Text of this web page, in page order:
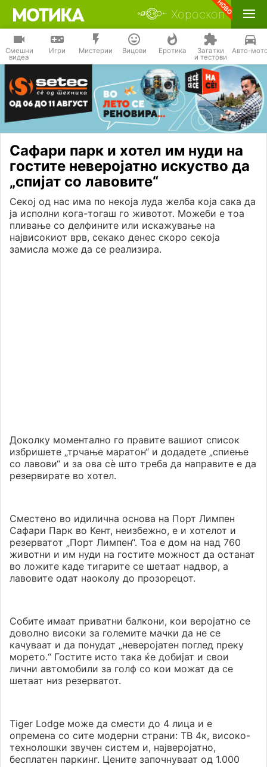
Хороскоп
Смешни
видеа
Игри Мистерии Вицови Еротика Загатки
и тестови
Авто-
Сафари парк и хотел им нуди на
гостите неверојатно искуство да
„спијат со лавовите“
Секој од нас има по некоја луда желба која сака да
ја исполни кога-тогаш го животот. Можеби е тоа
пливање со делфините или искажување на
највисокиот врв, секако денес скоро секоја
замисла може да се реализира.
Доколку моментално го правите вашиот список
избришете „трчање маратон“ и додадете „спиење
со лавови“ и за ова сѐ што треба да направите е да
резервирате во хотел.
Сместено во идилична основа на Порт Лимпен
Сафари Парк во Кент, неизбежно, е и хотелот и
резерватот „Порт Лимпен“. Тоа е дом на над 760
животни и им нуди на гостите можност да останат
во ложите каде тигарите се шетаат надвор, а
лавовите одат наоколу до прозорецот.
Собите имаат приватни балкони, кои веројатно се
доволно високи за големите мачки да не се
качуваат и да понудат „неверојатен поглед преку
морето.“ Гостите исто така ќе добијат и свои
лични автомобили за голф со кои можат да се
шетаат низ резерватот.
Tiger Lodge може да смести до 4 лица и е
опремена со сите модерни страни: ТВ 4к, високо-
технолошки звучен систем и, најверојатно,
бесплатен паркинг. Цените започнуваат од 1.000